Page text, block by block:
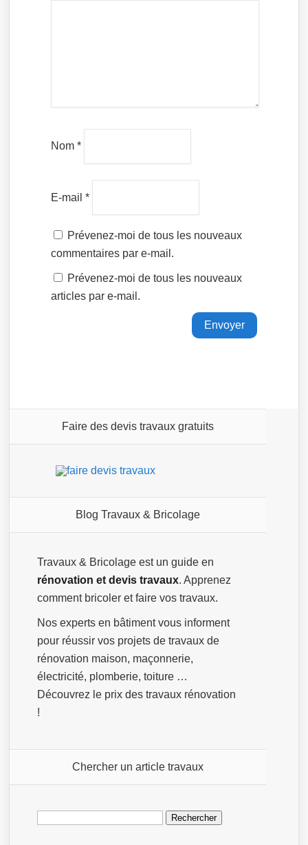
Nom*
E-mail*
Prévenez-moi de tous les nouveaux
commentaires par e-mail.
Prévenez-moi de tous les nouveaux
articles par e-mail.
Faire des devis travaux gratuits
Blog Travaux & Bricolage
Travaux & Bricolage est un guide en
rénovation et devis travaux. Apprenez
comment bricoler et faire vos travaux.
Nos experts en bâtiment vous informent
pour réussir vos projets de travaux de
rénovation maison, maçonnerie,
électricité, plomberie, toiture …
Découvrez le prix des travaux rénovation
!
Chercher un article travaux
Rechercher :